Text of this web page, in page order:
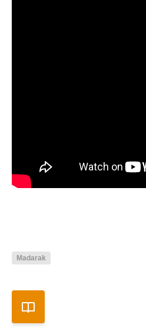
Madarak